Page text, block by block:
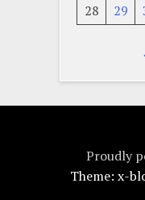
28
29
Proudly
Theme: x-